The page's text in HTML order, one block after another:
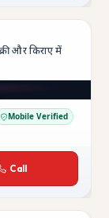
और किराए में
Mobile Verified
Call